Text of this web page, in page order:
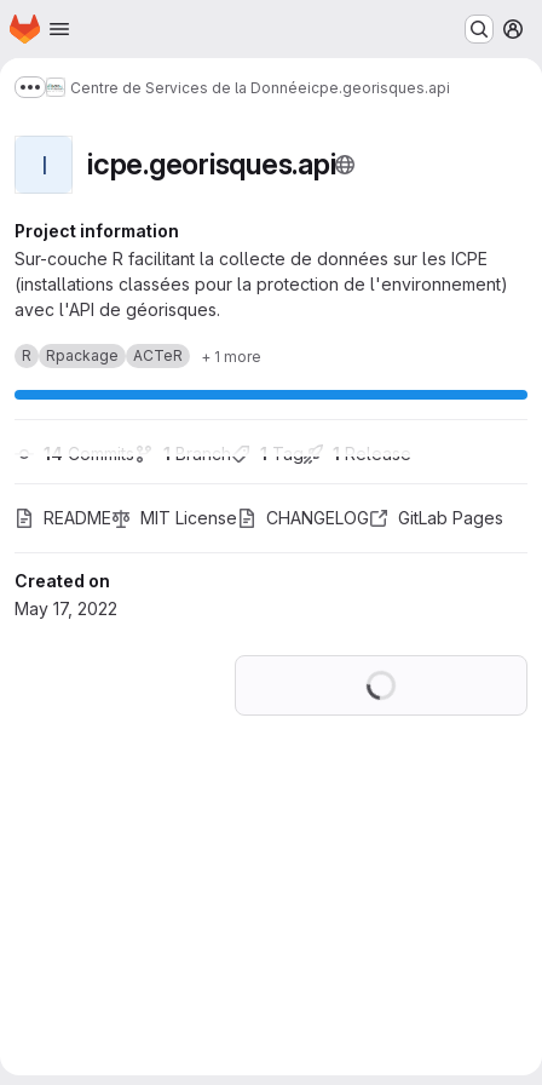
Skip to main content
Homepage
Show more breadcrumbs
Centre de Services de la Donnéeicpe.georisques.api
I icpe.georisques.api
Project information
Sur-couche R facilitant la collecte de données sur les ICPE
(installations classées pour la protection de l'environnement)
avec l'API de géorisques.
R Rpackage ACTeR + 1 more
14 Commits 1 Branch 1 Tag 1 Release
README MIT License CHANGELOG GitLab Pages
Created on
May 17, 2022